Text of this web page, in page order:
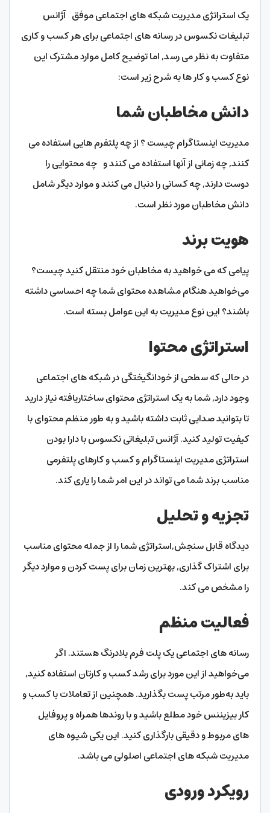
یک استراتژی مدیریت شبکه های اجتماعی موفق آژانس
تبلیغات نکسوس در رسانه های اجتماعی برای هر کسب و کاری
متفاوت به نظر می رسد, اما توضیح کامل موارد مشترک این
نوع کسب و کار ها به شرح زیر است:
دانش مخاطبان شما
مدیریت اینستاگرام چیست ؟ از چه پلتفرم هایی استفاده می
کنند, چه زمانی از آنها استفاده می کنند و چه محتوایی را
دوست دارند, چه کسانی را دنبال می کنند و موارد دیگر شامل
دانش مخاطبان مورد نظر است.
هویت برند
پیامی که می خواهید به مخاطبان خود منتقل کنید چیست؟
می‌خواهید هنگام مشاهده محتوای شما چه احساسی داشته
باشند؟ این نوع مدیریت به این عوامل بسته است.
استراتژی محتوا
در حالی که سطحی از خودانگیختگی در شبکه‌ های اجتماعی
وجود دارد, شما به یک استراتژی محتوای ساختاریافته نیاز دارید
تا بتوانید صدایی ثابت داشته باشید و به طور منظم محتوای با
کیفیت تولید کنید. آژانس تبلیغاتی نکسوس با دارا بودن
استراتژی مدیریت اینستاگرام و کسب و کارهای پلتفرمی
مناسب برند شما می تواند در این امر شما را یاری کند.
تجزیه و تحلیل
دیدگاه قابل سنجش,استراتژی شما را از جمله محتوای مناسب
برای اشتراک گذاری, بهترین زمان برای پست کردن و موارد دیگر
را مشخص می کند.
فعالیت منظم
رسانه های اجتماعی یک پلت فرم بلادرنگ هستند. اگر
می‌خواهید از این مورد برای رشد کسب ‌و کارتان استفاده کنید,
باید به‌طور مرتب پست بگذارید. همچنین از تعاملات با کسب ‌و
کار بیزیننس خود مطلع باشید و با روندها همراه و پروفایل
های مربوط و دقیقی بارگذاری کنید. این یکی شیوه های
مدیریت شبکه های اجتماعی اصلولی می باشد.
رویکرد ورودی